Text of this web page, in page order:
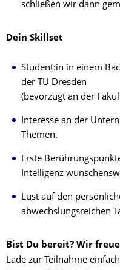
schließen wir dann
Dein Skillset
Student:in in einem
der TU Dresden
(bevorzugt an der
Interesse an der
Themen.
Erste
Intelligenz
Lust auf den
abwechslungsreichen
Bist Du bereit? Wir
Lade zur Teilnahme